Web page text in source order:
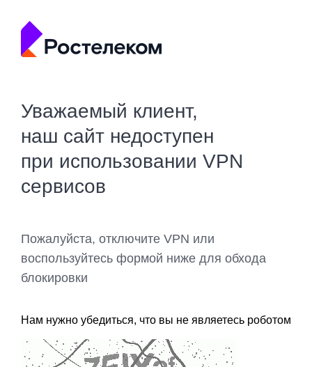
Уважаемый клиент,
наш сайт недоступен
при использовании VPN
сервисов
Пожалуйста, отключите VPN или
воспользуйтесь формой ниже для обхода
блокировки
Нам нужно убедиться, что вы не являетесь роботом